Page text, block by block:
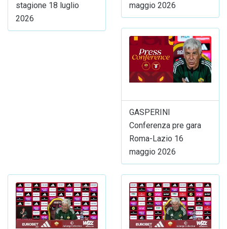
stagione 18 luglio
2026
maggio 2026
GASPERINI
Conferenza pre gara
Roma-Lazio 16
maggio 2026